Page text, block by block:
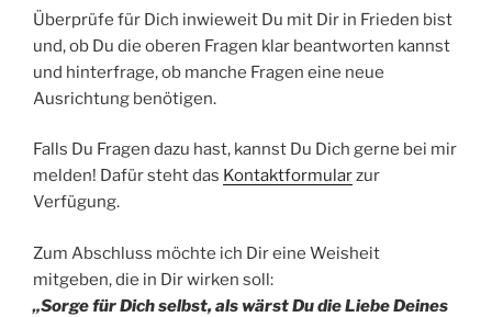
Überprüfe für Dich inwieweit Du mit Dir in Frieden bist
und, ob Du die oberen Fragen klar beantworten kannst
und hinterfrage, ob manche Fragen eine neue
Ausrichtung benötigen.
Falls Du Fragen dazu hast, kannst Du Dich gerne bei mir
melden! Dafür steht das Kontaktformularzur
Verfügung.
Zum Abschluss möchte ich Dir eine Weisheit
mitgeben, die in Dir wirken soll:
„Sorge für Dich selbst, als wärst Du die Liebe Deines